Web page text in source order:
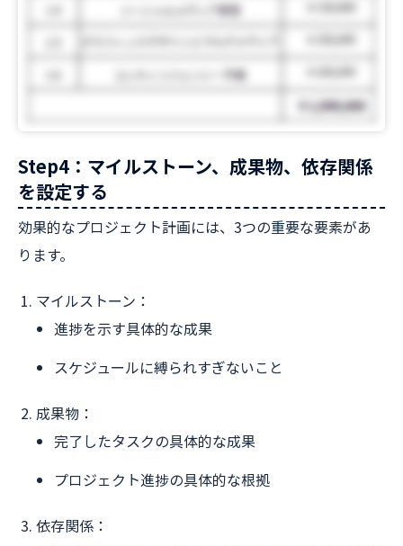
Step4：マイルストーン、成果物、依存関係
を設定する
効果的なプロジェクト計画には、3つの重要な要素があ
ります。
マイルストーン：
進捗を示す具体的な成果
スケジュールに縛られすぎないこと
成果物：
完了したタスクの具体的な成果
プロジェクト進捗の具体的な根拠
依存関係：